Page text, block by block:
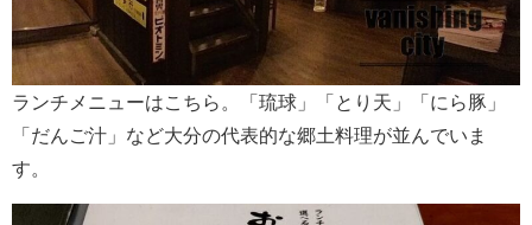
ランチメニューはこちら。「琉球」「とり天」「にら豚」
「だんご汁」など大分の代表的な郷土料理が並んでいま
す。